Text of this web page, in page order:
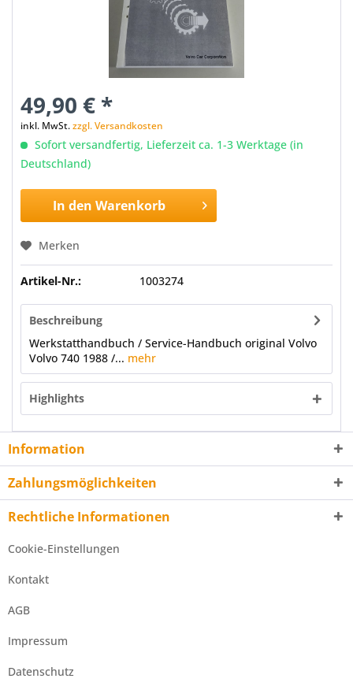
49,90 € *
inkl. MwSt.zzgl. Versandkosten
Sofort versandfertig, Lieferzeit ca. 1-3 Werktage (in
Deutschland)
In den Warenkorb
Merken
Artikel-Nr.: 1003274
Beschreibung
Werkstatthandbuch / Service-Handbuch original Volvo
Volvo 740 1988 /... mehr
Highlights
Information
Zahlungsmöglichkeiten
Rechtliche Informationen
Cookie-Einstellungen
Kontakt
AGB
Impressum
Datenschutz